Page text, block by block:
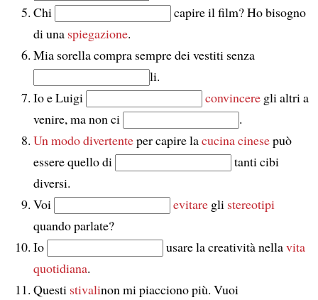
Chi
capire il film? Ho bisogno
di una spiegazione.
Mia sorella compra sempre dei vestiti senza
li.
Io e Luigi
convinceregli altri a
venire, ma non ci
.
Un modo divertenteper capire lacucina cinesepuò
essere quello di
tanti cibi
diversi.
Voi
evitaregli stereotipi
quando parlate?
Io
usare la creatività nellavita
quotidiana.
Questi stivalinon mi piacciono più. Vuoi